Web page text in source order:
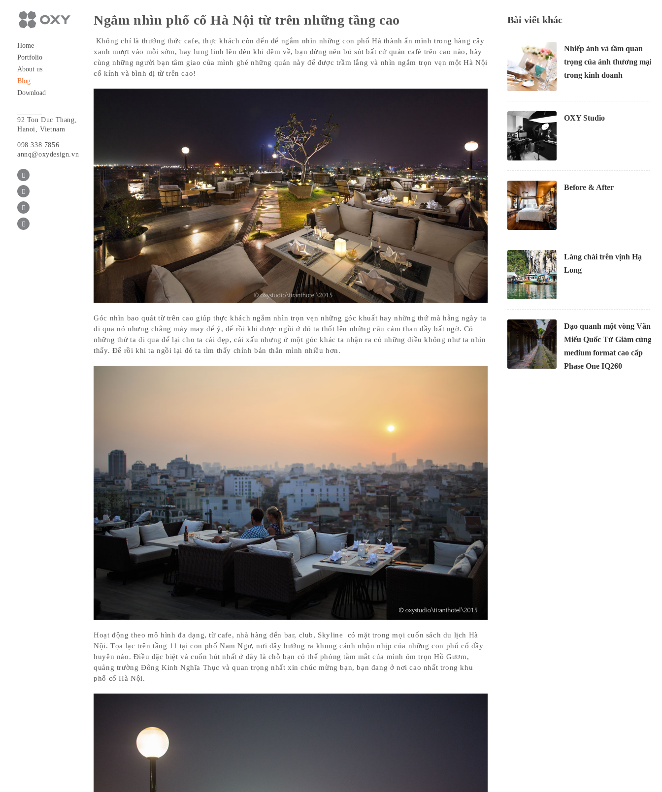
Home
Portfolio
About us
Blog
Download
92 Ton Duc Thang,
Hanoi, Vietnam
098 338 7856
annq@oxydesign.vn
Ngắm nhìn phố cổ Hà Nội từ trên những tầng cao
Không chỉ là thưởng thức cafe, thực khách còn đến để ngắm nhìn những con phố Hà thành ẩn mình trong hàng cây
xanh mượt vào mỗi sớm, hay lung linh lên đèn khi đêm về, bạn đừng nên bỏ sót bất cứ quán café trên cao nào, hãy
cùng những người bạn tâm giao của mình ghé những quán này để được trầm lắng và nhìn ngắm trọn vẹn một Hà Nội
cổ kính và bình dị từ trên cao!
Góc nhìn bao quát từ trên cao giúp thực khách ngắm nhìn trọn vẹn những góc khuất hay những thứ mà hằng ngày ta
đi qua nó nhưng chẳng mảy may để ý, để rồi khi được ngồi ở đó ta thốt lên những câu cảm than đầy bất ngờ. Có
những thứ ta đi qua để lại cho ta cái đẹp, cái xấu nhưng ở một góc khác ta nhận ra có những điều không như ta nhìn
thấy. Để rồi khi ta ngồi lại đó ta tìm thấy chính bản thân mình nhiều hơn.
Hoạt động theo mô hình đa dạng, từ cafe, nhà hàng đến bar, club, Skyline có mặt trong mọi cuốn sách du lịch Hà
Nội. Tọa lạc trên tầng 11 tại con phố Nam Ngư, nơi đây hướng ra khung cảnh nhộn nhịp của những con phố cổ đầy
huyên náo. Điều đặc biệt và cuốn hút nhất ở đây là chỗ bạn có thể phóng tầm mắt của mình ôm trọn Hồ Gươm,
quảng trường Đông Kinh Nghĩa Thục và quan trọng nhất xin chúc mừng bạn, bạn đang ở nơi cao nhất trong khu
phố cổ Hà Nội.
Bài viết khác
Nhiếp ảnh và tầm quan
trọng của ảnh thương mại
trong kinh doanh
OXY Studio
Before & After
Làng chài trên vịnh Hạ
Long
Dạo quanh một vòng Văn
Miếu Quốc Tử Giám cùng
medium format cao cấp
Phase One IQ260